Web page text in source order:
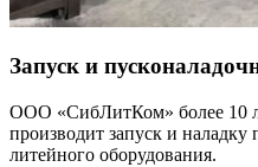
Запуск и
ООО «СибЛитКом» более 10
производит запуск и наладку
литейного оборудования.